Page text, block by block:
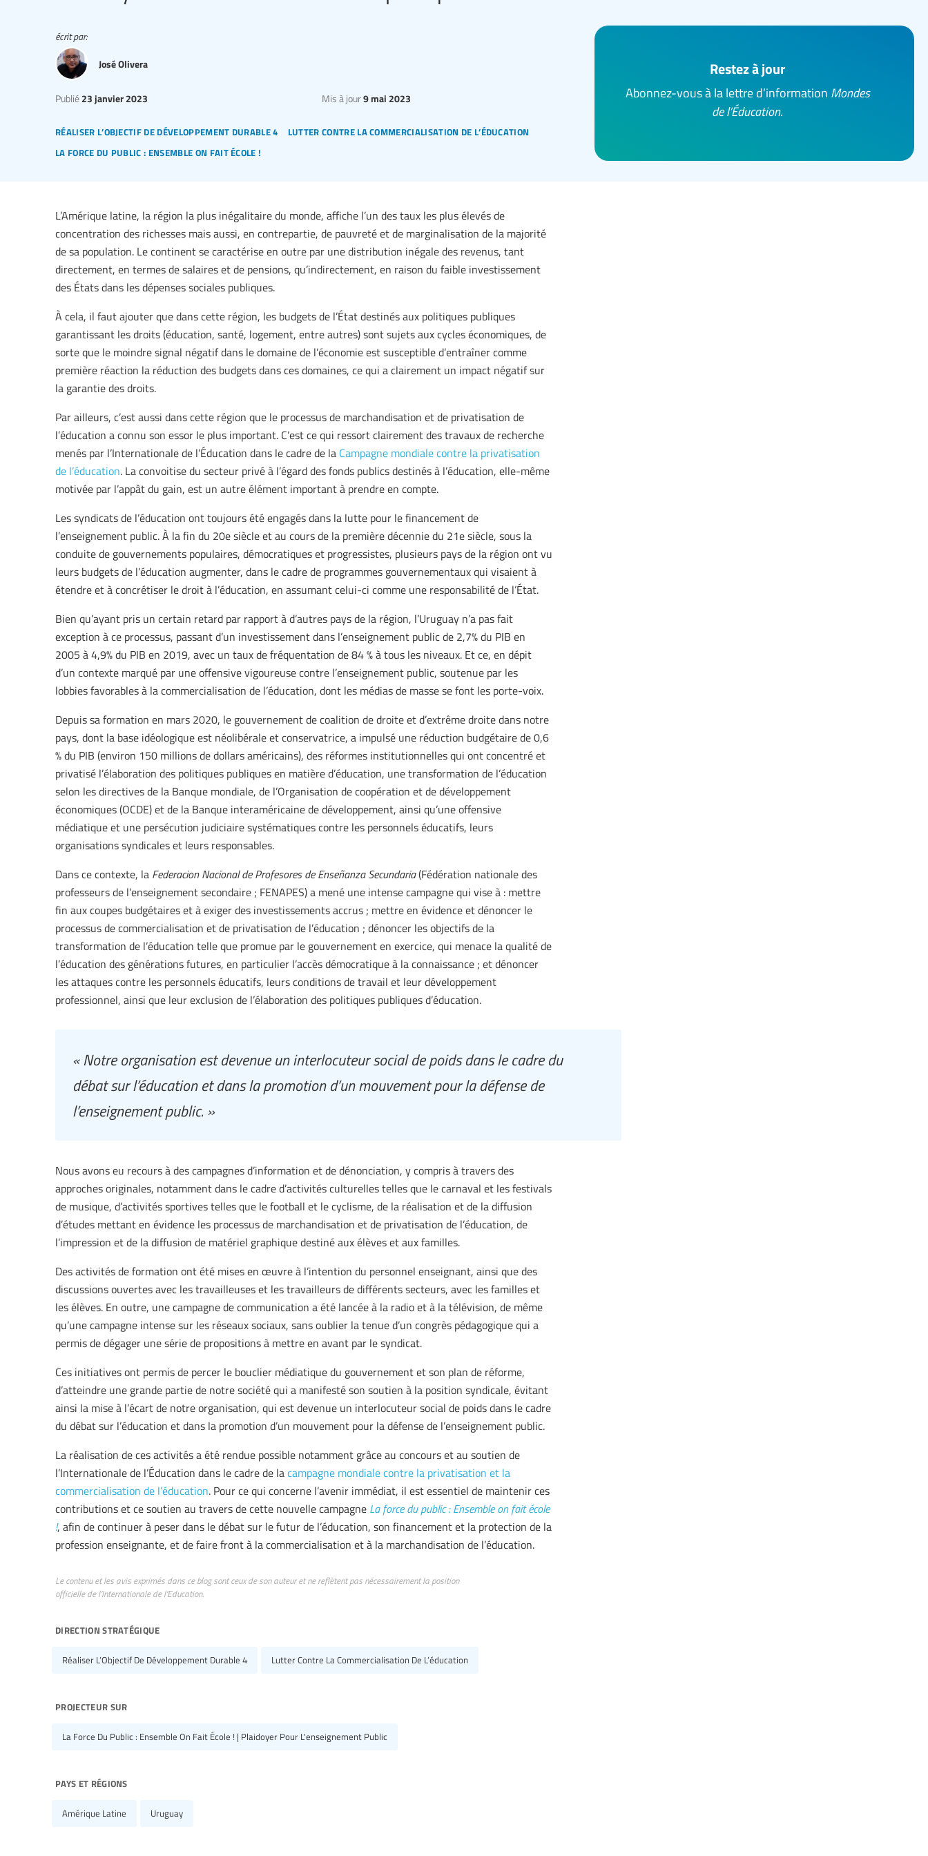
réaliser l’objectif de développement durable 4 lutter contre la commercialisation de l’éducation
la force du public : ensemble on fait école !
Publié 23 janvier 2023 Mis à jour9 mai 2023
écrit par:
José Olivera Restez à jour
Abonnez-vous à la lettre d’information Mondes
de l’Éducation.
L’Amérique latine, la région la plus inégalitaire du monde, affiche l’un des taux les plus élevés de
concentration des richesses mais aussi, en contrepartie, de pauvreté et de marginalisation de la majorité
de sa population. Le continent se caractérise en outre par une distribution inégale des revenus, tant
directement, en termes de salaires et de pensions, qu’indirectement, en raison du faible investissement
des États dans les dépenses sociales publiques.
À cela, il faut ajouter que dans cette région, les budgets de l’État destinés aux politiques publiques
garantissant les droits (éducation, santé, logement, entre autres) sont sujets aux cycles économiques, de
sorte que le moindre signal négatif dans le domaine de l’économie est susceptible d’entraîner comme
première réaction la réduction des budgets dans ces domaines, ce qui a clairement un impact négatif sur
la garantie des droits.
Par ailleurs, c’est aussi dans cette région que le processus de marchandisation et de privatisation de
l’éducation a connu son essor le plus important. C’est ce qui ressort clairement des travaux de recherche
menés par l’Internationale de l’Éducation dans le cadre de la Campagne mondiale contre la privatisation
de l’éducation. La convoitise du secteur privé à l’égard des fonds publics destinés à l’éducation, elle-même
motivée par l’appât du gain, est un autre élément important à prendre en compte.
Les syndicats de l’éducation ont toujours été engagés dans la lutte pour le financement de
l’enseignement public. À la fin du 20e siècle et au cours de la première décennie du 21e siècle, sous la
conduite de gouvernements populaires, démocratiques et progressistes, plusieurs pays de la région ont vu
leurs budgets de l’éducation augmenter, dans le cadre de programmes gouvernementaux qui visaient à
étendre et à concrétiser le droit à l’éducation, en assumant celui-ci comme une responsabilité de l’État.
Bien qu’ayant pris un certain retard par rapport à d’autres pays de la région, l’Uruguay n’a pas fait
exception à ce processus, passant d’un investissement dans l’enseignement public de 2,7% du PIB en
2005 à 4,9% du PIB en 2019, avec un taux de fréquentation de 84 % à tous les niveaux. Et ce, en dépit
d’un contexte marqué par une offensive vigoureuse contre l’enseignement public, soutenue par les
lobbies favorables à la commercialisation de l’éducation, dont les médias de masse se font les porte-voix.
Depuis sa formation en mars 2020, le gouvernement de coalition de droite et d’extrême droite dans notre
pays, dont la base idéologique est néolibérale et conservatrice, a impulsé une réduction budgétaire de 0,6
% du PIB (environ 150 millions de dollars américains), des réformes institutionnelles qui ont concentré et
privatisé l’élaboration des politiques publiques en matière d’éducation, une transformation de l’éducation
selon les directives de la Banque mondiale, de l’Organisation de coopération et de développement
économiques (OCDE) et de la Banque interaméricaine de développement, ainsi qu’une offensive
médiatique et une persécution judiciaire systématiques contre les personnels éducatifs, leurs
organisations syndicales et leurs responsables.
Dans ce contexte, la Federacion Nacional de Profesores de Enseñanza Secundaria(Fédération nationale des
professeurs de l’enseignement secondaire ; FENAPES) a mené une intense campagne qui vise à : mettre
fin aux coupes budgétaires et à exiger des investissements accrus ; mettre en évidence et dénoncer le
processus de commercialisation et de privatisation de l’éducation ; dénoncer les objectifs de la
transformation de l’éducation telle que promue par le gouvernement en exercice, qui menace la qualité de
l’éducation des générations futures, en particulier l’accès démocratique à la connaissance ; et dénoncer
les attaques contre les personnels éducatifs, leurs conditions de travail et leur développement
professionnel, ainsi que leur exclusion de l’élaboration des politiques publiques d’éducation.
« Notre organisation est devenue un interlocuteur social de poids dans le cadre du
débat sur l’éducation et dans la promotion d’un mouvement pour la défense de
l’enseignement public. »
Nous avons eu recours à des campagnes d’information et de dénonciation, y compris à travers des
approches originales, notamment dans le cadre d’activités culturelles telles que le carnaval et les festivals
de musique, d’activités sportives telles que le football et le cyclisme, de la réalisation et de la diffusion
d’études mettant en évidence les processus de marchandisation et de privatisation de l’éducation, de
l’impression et de la diffusion de matériel graphique destiné aux élèves et aux familles.
Des activités de formation ont été mises en œuvre à l’intention du personnel enseignant, ainsi que des
discussions ouvertes avec les travailleuses et les travailleurs de différents secteurs, avec les familles et
les élèves. En outre, une campagne de communication a été lancée à la radio et à la télévision, de même
qu’une campagne intense sur les réseaux sociaux, sans oublier la tenue d’un congrès pédagogique qui a
permis de dégager une série de propositions à mettre en avant par le syndicat.
Ces initiatives ont permis de percer le bouclier médiatique du gouvernement et son plan de réforme,
d’atteindre une grande partie de notre société qui a manifesté son soutien à la position syndicale, évitant
ainsi la mise à l’écart de notre organisation, qui est devenue un interlocuteur social de poids dans le cadre
du débat sur l’éducation et dans la promotion d’un mouvement pour la défense de l’enseignement public.
La réalisation de ces activités a été rendue possible notamment grâce au concours et au soutien de
l’Internationale de l’Éducation dans le cadre de lacampagne mondiale contre la privatisation et la
commercialisation de l’éducation. Pour ce qui concerne l’avenir immédiat, il est essentiel de maintenir ces
contributions et ce soutien au travers de cette nouvelle campagne La force du public : Ensemble on fait école
!, afin de continuer à peser dans le débat sur le futur de l’éducation, son financement et la protection de la
profession enseignante, et de faire front à la commercialisation et à la marchandisation de l’éducation.
Le contenu et les avis exprimés dans ce blog sont ceux de son auteur et ne reflètent pas nécessairement la position
officielle de l’Internationale de l’Education.
direction stratégique
Réaliser L’Objectif De Développement Durable 4 Lutter Contre La Commercialisation De L’éducation
projecteur sur
La Force Du Public : Ensemble On Fait École ! | Plaidoyer Pour L'enseignement Public
pays et régions
Amérique Latine Uruguay